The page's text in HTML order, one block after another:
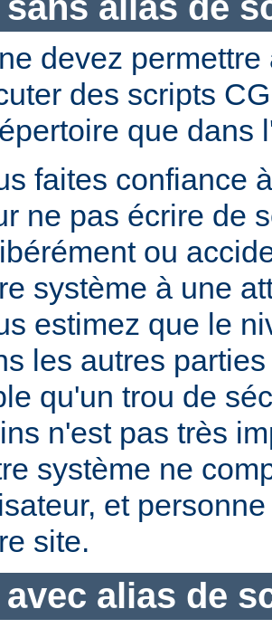
devez
des scripts
que dans
faites confiance
ne pas écrire de
ou
système à une
estimez que le
les autres
qu'un trou de
n'est pas très
système ne
et
site.
avec alias de